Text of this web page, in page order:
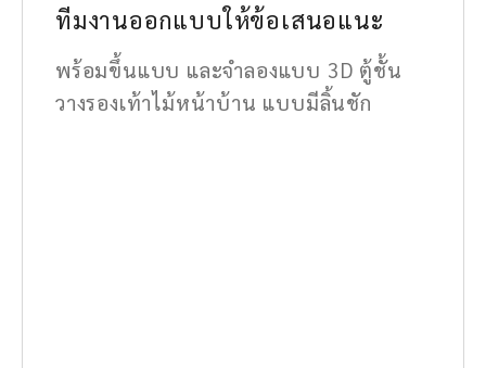
ทีมงานออกแบบให้ข้อเสนอแนะ
พร้อมขึ้นแบบ และจำลองแบบ 3D ตู้ชั้น
วางรองเท้าไม้หน้าบ้าน แบบมีลิ้นชัก